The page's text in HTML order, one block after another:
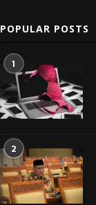
POPULAR POSTS
1
2